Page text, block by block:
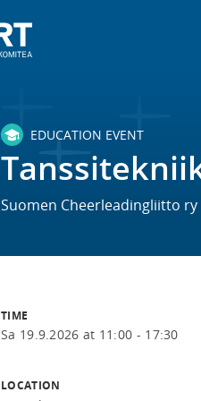
EDUCATION EVENT
Suomen Cheerleadingliitto ry
TIME
Sa 19.9.2026 at 11:00 - 17:30
LOCATION